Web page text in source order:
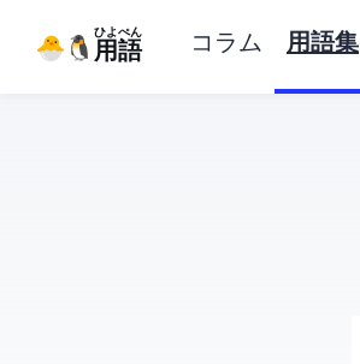
IT用語
ひよぺん コラム 用語集